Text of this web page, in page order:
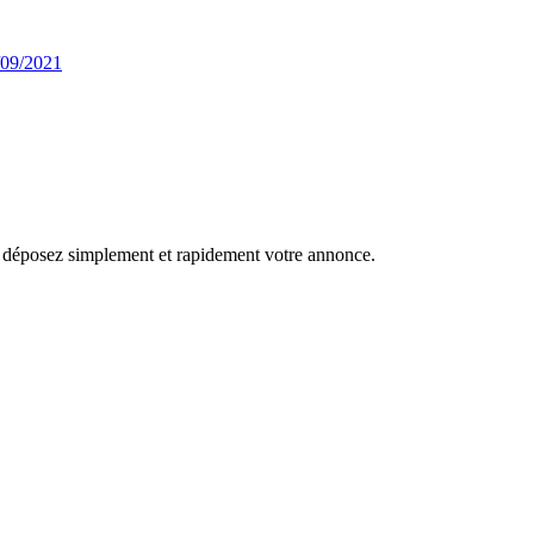
2021
simplement et rapidement votre annonce.